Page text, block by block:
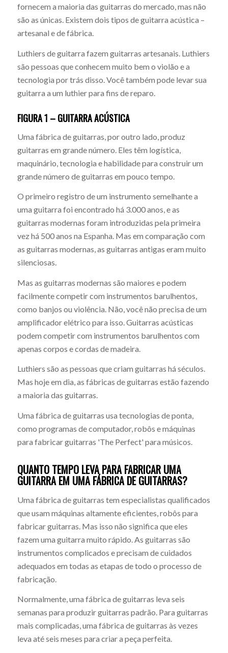
fornecem a maioria das guitarras do mercado, mas não
são as únicas. Existem dois tipos de guitarra acústica –
artesanal e de fábrica.
Luthiers de guitarra fazem guitarras artesanais. Luthiers
são pessoas que conhecem muito bem o violão e a
tecnologia por trás disso. Você também pode levar sua
guitarra a um luthier para fins de reparo.
FIGURA 1 – GUITARRA ACÚSTICA
Uma fábrica de guitarras, por outro lado, produz
guitarras em grande número. Eles têm logística,
maquinário, tecnologia e habilidade para construir um
grande número de guitarras em pouco tempo.
O primeiro registro de um instrumento semelhante a
uma guitarra foi encontrado há 3.000 anos, e as
guitarras modernas foram introduzidas pela primeira
vez há 500 anos na Espanha. Mas em comparação com
as guitarras modernas, as guitarras antigas eram muito
silenciosas.
Mas as guitarras modernas são maiores e podem
facilmente competir com instrumentos barulhentos,
como banjos ou violência. Não, você não precisa de um
amplificador elétrico para isso. Guitarras acústicas
podem competir com instrumentos barulhentos com
apenas corpos e cordas de madeira.
Luthiers são as pessoas que criam guitarras há séculos.
Mas hoje em dia, as fábricas de guitarras estão fazendo
a maioria das guitarras.
Uma fábrica de guitarras usa tecnologias de ponta,
como programas de computador, robôs e máquinas
para fabricar guitarras 'The Perfect' para músicos.
QUANTO TEMPO LEVA PARA FABRICAR UMA
GUITARRA EM UMA FÁBRICA DE GUITARRAS?
Uma fábrica de guitarras tem especialistas qualificados
que usam máquinas altamente eficientes, robôs para
fabricar guitarras. Mas isso não significa que eles
fazem uma guitarra muito rápido. As guitarras são
instrumentos complicados e precisam de cuidados
adequados em todas as etapas de todo o processo de
fabricação.
Normalmente, uma fábrica de guitarras leva seis
semanas para produzir guitarras padrão. Para guitarras
mais complicadas, uma fábrica de guitarras às vezes
leva até seis meses para criar a peça perfeita.